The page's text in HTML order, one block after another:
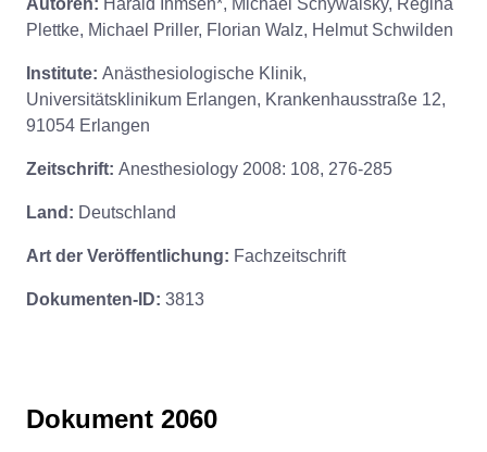
Autoren: Harald Ihmsen*, Michael Schywalsky, Regina
Plettke, Michael Priller, Florian Walz, Helmut Schwilden
Institute: Anästhesiologische Klinik,
Universitätsklinikum Erlangen, Krankenhausstraße 12,
91054 Erlangen
Zeitschrift: Anesthesiology 2008: 108, 276-285
Land: Deutschland
Art der Veröffentlichung: Fachzeitschrift
Dokumenten-ID: 3813
Dokument 2060